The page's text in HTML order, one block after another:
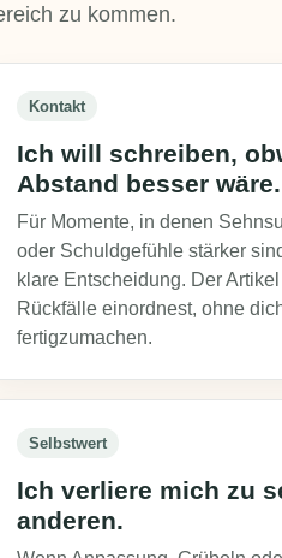
zu kommen.
Kontakt
Ich will schreiben,
Abstand besser wäre.
Für Momente, in denen
oder Schuldgefühle stärker
klare Entscheidung. Der
Rückfälle einordnest, ohne
fertigzumachen.
Selbstwert
Ich verliere mich zu
anderen.